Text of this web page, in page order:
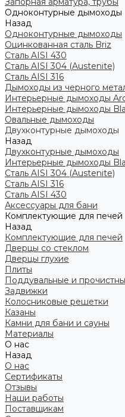
Одноконтурные дымоходы
Назад
Одноконтурные дымоходы
Оцинкованная сталь Briz
Сталь AISI 430
Сталь AISI 304 (Austenite)
Сталь AISI 316
Дымоходы из черного
Интерьерные дымоходы
Интерьерные дымоходы
Овальные дымоходы
Двухконтурные дымоходы
Назад
Двухконтурные дымоходы
Интерьерные дымоходы
Сталь AISI 304 (Austenite)
Сталь AISI 316
Сталь AISI 430
Аксессуары для бани
Комплектующие для печей
Назад
Комплектующие для печей
Дверцы со стеклом
Дверцы глухие
Плиты
Поддувальные и
Задвижки
Колосниковые решетки
Казаны
Камни для бани и сауны
Материалы
О нас
Назад
О нас
Сертификаты
Отзывы
Наши работы
Поставщикам